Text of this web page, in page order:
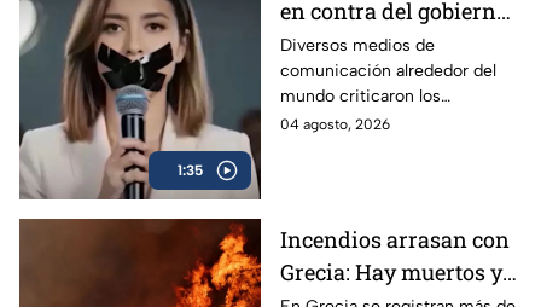
1:35
en contra del gobierno
por los Lineamientos
para Callar a México
Diversos medios de
comunicación alrededor del
mundo criticaron los
Lineamientos para Callar a
04 agosto, 2026
Incendios arrasan con
Grecia: Hay muertos y